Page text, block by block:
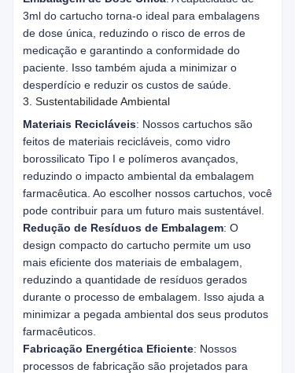
3ml do cartucho torna-o ideal para embalagens
de dose única, reduzindo o risco de erros de
medicação e garantindo a conformidade do
paciente. Isso também ajuda a minimizar o
desperdício e reduzir os custos de saúde.
3. Sustentabilidade Ambiental
Materiais Recicláveis: Nossos cartuchos são
feitos de materiais recicláveis, como vidro
borossilicato Tipo I e polímeros avançados,
reduzindo o impacto ambiental da embalagem
farmacêutica. Ao escolher nossos cartuchos, você
pode contribuir para um futuro mais sustentável.
Redução de Resíduos de Embalagem: O
design compacto do cartucho permite um uso
mais eficiente dos materiais de embalagem,
reduzindo a quantidade de resíduos gerados
durante o processo de embalagem. Isso ajuda a
minimizar a pegada ambiental dos seus produtos
farmacêuticos.
Fabricação Energética Eficiente: Nossos
processos de fabricação são projetados para